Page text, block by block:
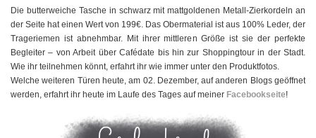
Die butterweiche Tasche in schwarz mit mattgoldenen Metall-Zierkordeln an
der Seite hat einen Wert von 199€. Das Obermaterial ist aus 100% Leder, der
Trageriemen ist abnehmbar. Mit ihrer mittleren Größe ist sie der perfekte
Begleiter – von Arbeit über Cafédate bis hin zur Shoppingtour in der Stadt.
Wie ihr teilnehmen könnt, erfahrt ihr wie immer unter den Produktfotos.
Welche weiteren Türen heute, am 02. Dezember, auf anderen Blogs geöffnet
werden, erfahrt ihr heute im Laufe des Tages auf meiner Facebookseite!